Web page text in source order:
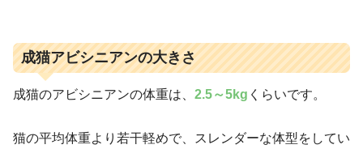
成猫アビシニアンの大きさ
成猫のアビシニアンの体重は、 2.5～5kg くらいです。
猫の平均体重より若干軽めで、スレンダーな体型をしてい